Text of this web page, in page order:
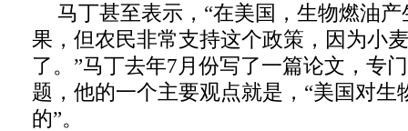
马丁甚至表示，“在美国，生物燃油产
果，但农民非常支持这个政策，因为小
了。”马丁去年7月份写了一篇论文，专
题，他的一个主要观点就是，“美国对生
的”。